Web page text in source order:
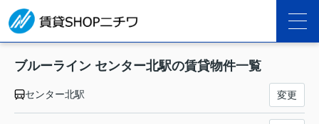
ブルーライン センター北駅の賃貸物件一覧
センター北駅 変更